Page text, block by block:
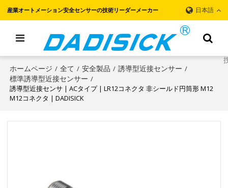
産業オートメーション安全センサーの技術リーダーメーカー 日本語
ホームページ / 全て / 安全製品 / 誘導型近接センサー /
標準誘導型近接センサー /
誘導型近接センサ | ACタイプ | LR12コネクタ 非シールド円筒形 M12
M12コネクタ | DADISICK